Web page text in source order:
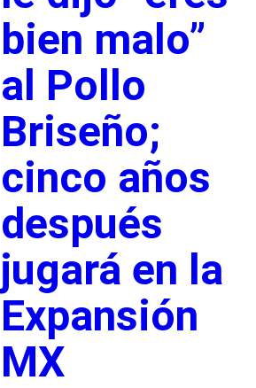
bien malo”
al Pollo
Briseño;
cinco años
después
jugará en la
Expansión
MX